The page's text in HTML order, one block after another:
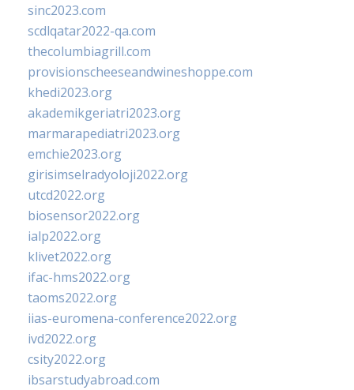
sinc2023.com
scdlqatar2022-qa.com
thecolumbiagrill.com
provisionscheeseandwineshoppe.com
khedi2023.org
akademikgeriatri2023.org
marmarapediatri2023.org
emchie2023.org
girisimselradyoloji2022.org
utcd2022.org
biosensor2022.org
ialp2022.org
klivet2022.org
ifac-hms2022.org
taoms2022.org
iias-euromena-conference2022.org
ivd2022.org
csity2022.org
ibsarstudyabroad.com